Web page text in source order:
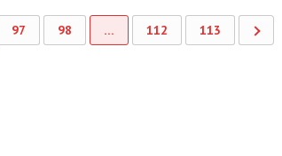
97 98 … 112 113